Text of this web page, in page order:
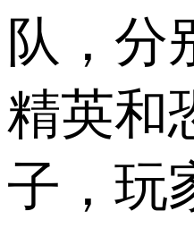
队，分
精英和
子，玩